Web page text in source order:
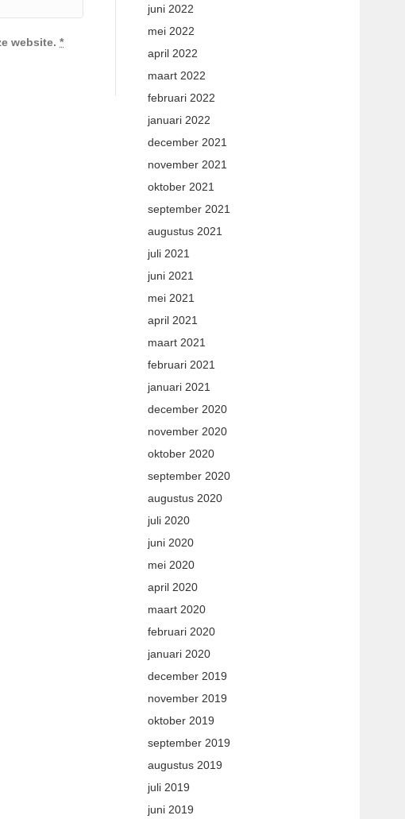
website. *
juni 2022
mei 2022
april 2022
maart 2022
februari 2022
januari 2022
december 2021
november 2021
oktober 2021
september 2021
augustus 2021
juli 2021
juni 2021
mei 2021
april 2021
maart 2021
februari 2021
januari 2021
december 2020
november 2020
oktober 2020
september 2020
augustus 2020
juli 2020
juni 2020
mei 2020
april 2020
maart 2020
februari 2020
januari 2020
december 2019
november 2019
oktober 2019
september 2019
augustus 2019
juli 2019
juni 2019